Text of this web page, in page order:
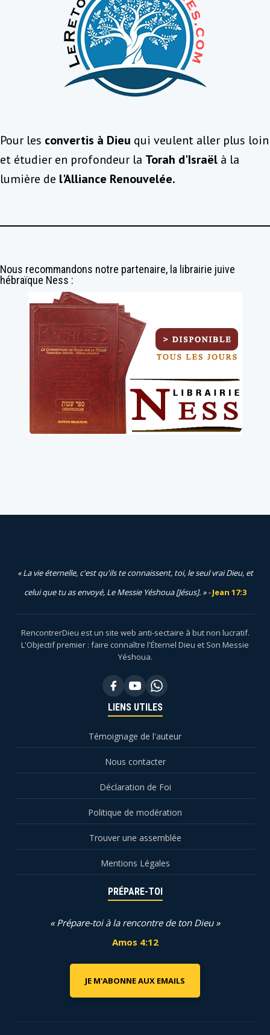
Pour les convertis à Dieu qui veulent aller plus loin
et étudier en profondeur la Torah d'Israël à la
lumière de l'Alliance Renouvelée.
Nous recommandons notre partenaire, la librairie juive
hébraïque Ness :
« La vie éternelle, c'est qu'ils te connaissent, toi, le seul vrai Dieu, et
celui que tu as envoyé, Le Messie Yéshoua [Jésus]. » -Jean 17:3
RencontrerDieu est un site web anti-sectaire à but non lucratif.
L'Objectif premier : faire connaître l'Éternel Dieu et Son Messie
Yéshoua.
LIENS UTILES
Témoignage de l'auteur
Nous contacter
Déclaration de Foi
Politique de modération
Trouver une assemblée
Mentions Légales
PRÉPARE-TOI
« Prépare-toi à la rencontre de ton Dieu »
Amos 4:12
JE M'ABONNE AUX EMAILS